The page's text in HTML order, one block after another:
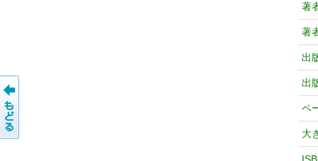
著
著
出
出
ペ
大